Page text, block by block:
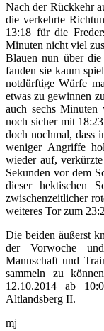
Nach der Rückkehr
die verkehrte
13:18 für die
Minuten nicht viel
Blauen nun über die
fanden sie kaum
notdürftige Würfe
etwas zu gewinnen
auch sechs Minuten
noch sicher mit
doch nochmal, dass
weniger Angriffe
wieder auf,
Sekunden vor dem
dieser hektischen
zwischenzeitlicher
weiteres Tor zum
Die beiden äußerst
der Vorwoche
Mannschaft und
sammeln zu
12.10.2014 ab
Altlandsberg II.
mj